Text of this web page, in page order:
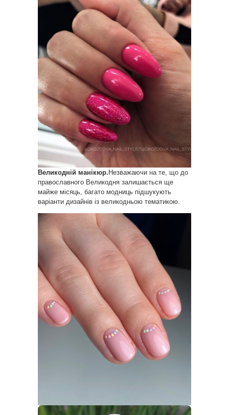
Великодній манікюр. Незважаючи на те, що до
православного Великодня залишається ще
майже місяць, багато модниць підшукують
варіанти дизайнів із великодньою тематикою.